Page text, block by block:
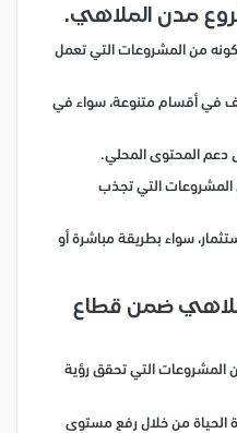
مدن الملاهي.
من المشروعات التي تعمل
في أقسام متنوعة، سواء في
المحتوى المحلي.
التي تجذب
سواء بطريقة مباشرة أو
ضمن قطاع
المشروعات التي تحقق رؤية
الحياة من خلال رفع مستوى